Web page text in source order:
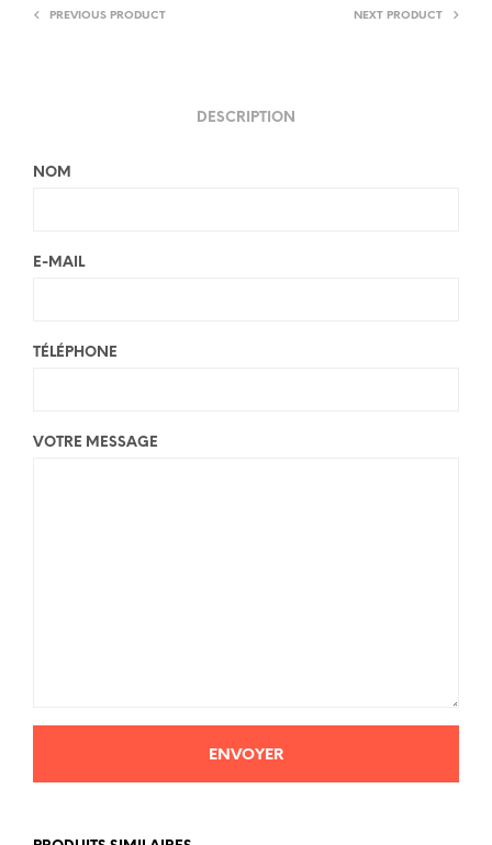
PREVIOUS PRODUCT NEXT PRODUCT
DESCRIPTION
NOM
E-MAIL
TÉLÉPHONE
VOTRE MESSAGE